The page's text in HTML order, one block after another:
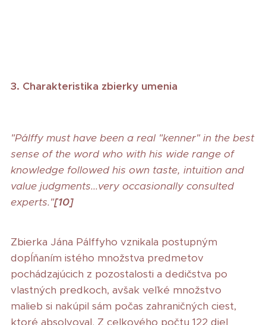
3. Charakteristika zbierky umenia
"Pálffy must have been a real "kenner" in the best
sense of the word who with his wide range of
knowledge followed his own taste, intuition and
value judgments...very occasionally consulted
experts."[10]
Zbierka Jána Pálffyho vznikala postupným
dopĺňaním istého množstva predmetov
pochádzajúcich z pozostalosti a dedičstva po
vlastných predkoch, avšak veľké množstvo
malieb si nakúpil sám počas zahraničných ciest,
ktoré absolvoval. Z celkového počtu 122 diel